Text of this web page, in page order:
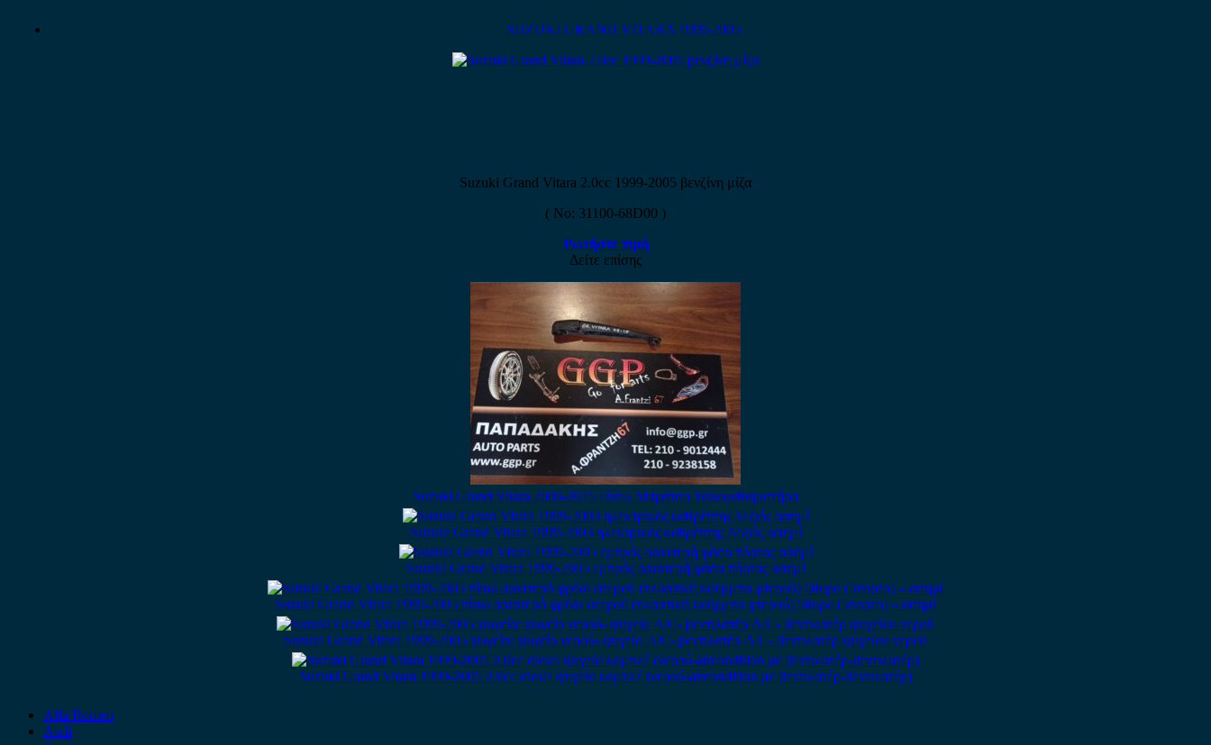
SUZUKI GRAND VITARA 1999-2005
Suzuki Grand Vitara 2.0cc 1999-2005 βενζίνη μίζα
( No: 31100-68D00 )
Ρωτήστε τιμή
Δείτε επίσης
Suzuki Grand Vitara 2006-2015 Πίσω Μπράτσο Υαλοκαθαριστήρα
Suzuki Grand Vitara 1999-2003 ηλεκτρικός καθρέπτης δεξιός ασημί
Suzuki Grand Vitara 1999-2005 εμπρός αριστερή φάσα πόρτας ασημί
Suzuki Grand Vitara 1999-2005 πίσω αριστερό φρύδι φτερού (πλαστική κούρμπα φτερού) 5θυρο (5πορτο) – ασημί
Suzuki Grand Vitara 1999-2005 ψυγεία: ψυγείο νερού- ψυγείο A/C- βεντιλατέρ A/C- βεντιλατέρ ψυγείου νερού
Suzuki Grand Vitara 1999-2005 2.0cc diesel ψυγείο κομπλέ (νερού-aircondition με βεντιλατέρ-βεντιλατέρ)
Alfa Romeo
Audi